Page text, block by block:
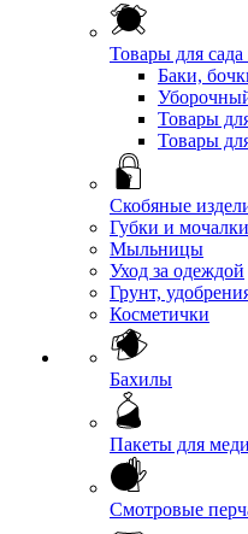
Товары для сада
Баки,
Товары
Товары
Скобяные
Губки и
Мыльницы
Уход за одеждой
Грунт,
Косметички
Бахилы
Пакеты для
Смотровые